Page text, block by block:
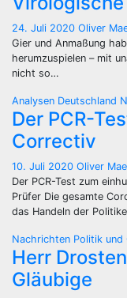
24. Juli 2020 Oliver
Gier und Anmaßung
herumzuspielen – mit
nicht so…
Analysen Deutschland
Der PCR-
Correctiv
10. Juli 2020 Oliver
Der PCR-Test zum
Prüfer Die gesamte
das Handeln der
Nachrichten Politik und
Herr
Gläubige